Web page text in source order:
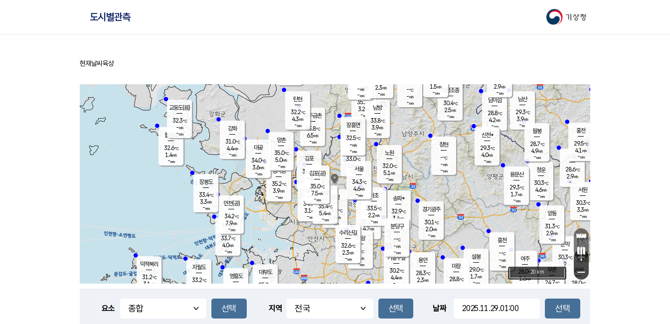
기상청
도시별관측
홈
현재날씨 육상
풍도
문막
30.3℃
5.9m/s
mm
남이섬
28.8℃
4.2m/s
-mm
무의도
33.7℃
4.0m/s
-mm
영흥도
볼음도
32.6℃
1.4m/s
-mm
자월도
33.2℃
양주
35.2℃
3.2
-mm
부론
24.7℃
과천
31.3℃
4.2m/s
- mm
남산
29.3℃
3.9m/s
-mm
장봉도
33.4℃
3.3m/s
-mm
청운
30.3℃
4.6m/s
-mm
팔봉
28.7℃
4.9m/s
-mm
-mm
용인
28.3℃
2.3m/s
여주
28.0℃
1.6m/s
양동
31.3℃
2.9m/s
-mm
경기광주
30.1℃
2.0m/s
-mm
장호원
2.9m/s
-mm
대부도
25.0
경서동
35.2℃
3.9m/s
-mm
파주금촌
33.8℃
6.5m/s
-mm
가평조종
30.4℃
2.5m/s
-mm
-℃
-m/s
-mm
대곶
34.0℃
3.6m/s
-mm
신천*
29.3℃
4.0m/s
-mm
창현
-℃
-m/s
-mm
탄현
32.2℃
4.3m/s
-mm
1.5m/s
-mm
흥천
-℃
-m/s
-mm
마장
28.8℃
의왕
- ℃
-m/s
-mm
김포
34.6℃
-m/s
mm
설봉
29.0℃
1.7m/s
-mm
광명
34.9 ℃
2.6 m/s
-mm
부천
34.9℃
3.1 m/s
-mm
양촌
35.0℃
5.0m/s
-mm
구로
35.4℃
5.4m/s
-mm
은평
33.0℃
2.5 m/s
- mm
노원
32.0℃
5.1 m/s
-mm
송파*
32.9℃
3.4m/s
-mm
서초
33.5℃
2.2m/s
-mm
남방
33.8℃
3.9m/s
-mm
기흥구갈
30.2℃
4.4m/s
-
수리산길
32.6℃
2.3m/s
-mm
분당구
-℃
-m/s
-mm
장흥면
32.5℃
-m/s
-mm
-m/s
-mm
시동
28.6℃
2.9m/s
- mm
귀래
28.0℃
서원
30.3℃
3.3m/s
-mm
용문산
29.3℃
1.7m/s
-mm
덕적북리
31.2℃
3.1 m/s
홍천
29.5℃
4.1 m/s
-mm
강화
31.0℃
4.4m/s
-mm
인천(공)
34.2℃
7.9m/s
-mm
김포(공)
35.0℃
7.5m/s
-mm
서울
34.3℃
4.6m/s
-mm
2.3m/s
-mm
교동도(음)
32.3℃
-m/s
-mm
+
−
20 km
요소 지역 날짜